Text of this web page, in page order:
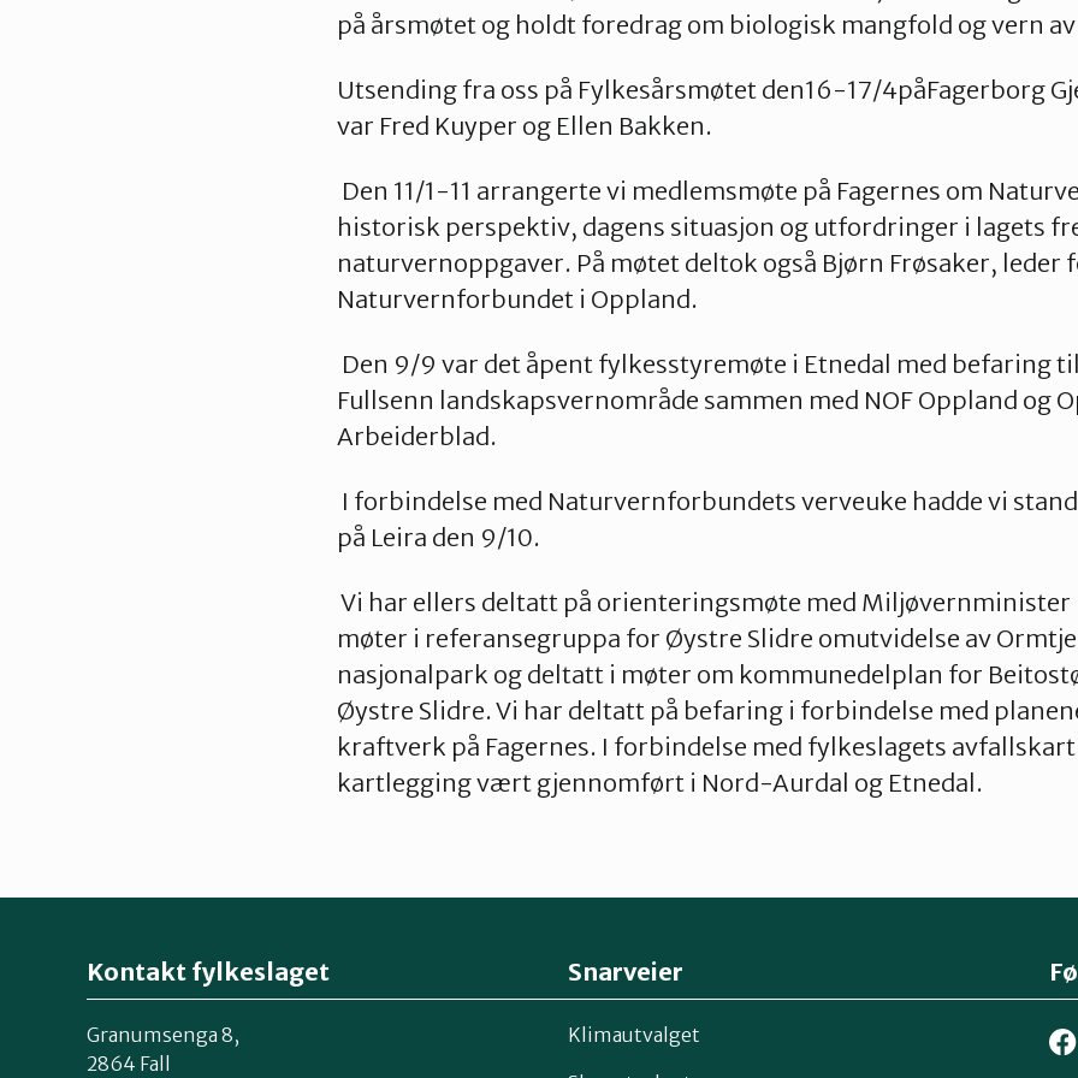
på årsmøtet og holdt foredrag om biologisk mangfold og vern
Utsending fra oss på Fylkesårsmøtet den16-17/4påFagerborg
var Fred Kuyper og Ellen Bakken.
Den 11/1-11 arrangerte vi medlemsmøte på Fagernes om
historisk perspektiv, dagens situasjon og utfordringer i lagets
naturvernoppgaver. På møtet deltok også Bjørn Frøsaker, leder
Naturvernforbundet i Oppland.
Den 9/9 var det åpent fylkesstyremøte i Etnedal med befaring
Fullsenn landskapsvernområde sammen med NOF Oppland og
Arbeiderblad.
I forbindelse med Naturvernforbundets verveuke hadde vi
på Leira den 9/10.
Vi har ellers deltatt på orienteringsmøte med Miljøvernminister
møter i referansegruppa for Øystre Slidre omutvidelse av
nasjonalpark og deltatt i møter om kommunedelplan for
Øystre Slidre. Vi har deltatt på befaring i forbindelse med
kraftverk på Fagernes. I forbindelse med fylkeslagets
kartlegging vært gjennomført i Nord-Aurdal og Etnedal.
Kontakt fylkeslaget
Granumsenga 8,
2864 Fall
Snarveier
Klimautvalget